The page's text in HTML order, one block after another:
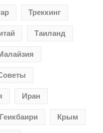
Треккинг
Таиланд
Иран
Геикбаири Крым